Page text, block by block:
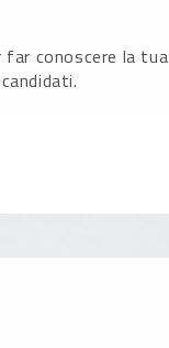
far conoscere la tua